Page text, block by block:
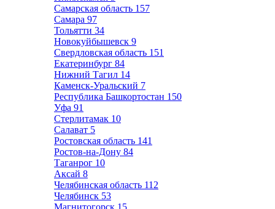
Самарская область 157
Самара 97
Тольятти 34
Новокуйбышевск 9
Свердловская область 151
Екатеринбург 84
Нижний Тагил 14
Каменск-Уральский 7
Республика Башкортостан 150
Уфа 91
Стерлитамак 10
Салават 5
Ростовская область 141
Ростов-на-Дону 84
Таганрог 10
Аксай 8
Челябинская область 112
Челябинск 53
Магнитогорск 15